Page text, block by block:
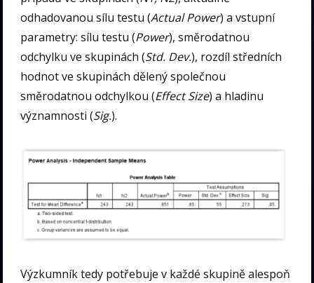
odhadovanou sílu testu (Actual Power) a vstupní
parametry: sílu testu (Power), směrodatnou
odchylku ve skupinách (Std. Dev.), rozdíl středních
hodnot ve skupinách dělený společnou
směrodatnou odchylkou (Effect Size) a hladinu
významnosti (Sig.).
Výzkumník tedy potřebuje v každé skupině alespoň